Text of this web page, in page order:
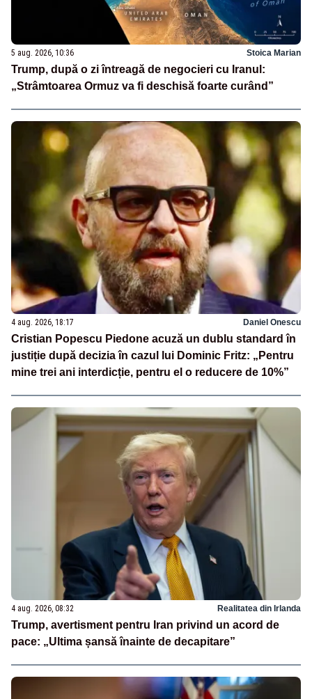
5 aug. 2026, 10:36 Stoica Marian
Trump, după o zi întreagă de negocieri cu Iranul:
„Strâmtoarea Ormuz va fi deschisă foarte curând”
4 aug. 2026, 18:17 Daniel Onescu
Cristian Popescu Piedone acuză un dublu standard în
justiție după decizia în cazul lui Dominic Fritz: „Pentru
mine trei ani interdicție, pentru el o reducere de 10%”
4 aug. 2026, 08:32 Realitatea din Irlanda
Trump, avertisment pentru Iran privind un acord de
pace: „Ultima șansă înainte de decapitare”